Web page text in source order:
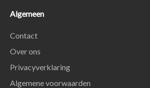
Algemeen
Contact
Over ons
Privacyverklaring
Algemene voorwaarden